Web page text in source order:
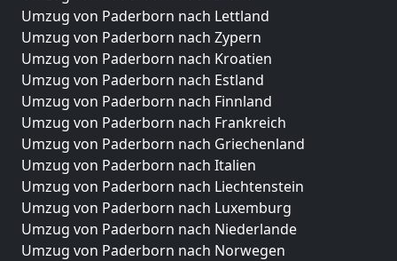
Umzug von Paderborn nach Lettland
Umzug von Paderborn nach Zypern
Umzug von Paderborn nach Kroatien
Umzug von Paderborn nach Estland
Umzug von Paderborn nach Finnland
Umzug von Paderborn nach Frankreich
Umzug von Paderborn nach Griechenland
Umzug von Paderborn nach Italien
Umzug von Paderborn nach Liechtenstein
Umzug von Paderborn nach Luxemburg
Umzug von Paderborn nach Niederlande
Umzug von Paderborn nach Norwegen